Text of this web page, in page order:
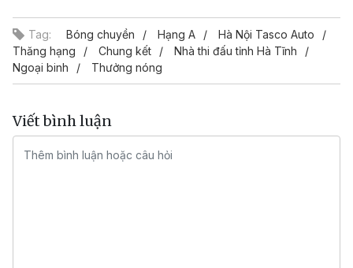
Tag: Bóng chuyền Hạng A
Hà Nội Tasco Auto
Thăng hạng
Chung kết
Nhà thi đấu tỉnh Hà Tĩnh
Ngoại binh
Thưởng nóng
Viết bình luận